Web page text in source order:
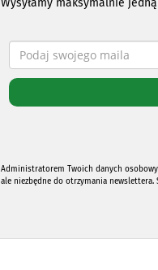
Wysyłamy maksymalnie
Administratorem Twoich danych
ale niezbędne do otrzymania newslettera.